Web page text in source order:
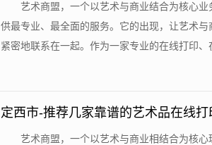
艺术商盟，一个以艺术与商业结合为核心
供最专业、最全面的服务。它的出现，让艺术
紧密地联系在一起。作为一家专业的在线打印
定西市-推荐几家靠谱的艺术品在线打
艺术商盟，一个以艺术与商业相结合为核